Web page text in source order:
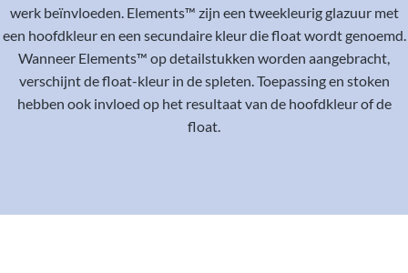
werk beïnvloeden. Elements™ zijn een tweekleurig glazuur met
een hoofdkleur en een secundaire kleur die float wordt genoemd.
Wanneer Elements™ op detailstukken worden aangebracht,
verschijnt de float-kleur in de spleten. Toepassing en stoken
hebben ook invloed op het resultaat van de hoofdkleur of de
float.